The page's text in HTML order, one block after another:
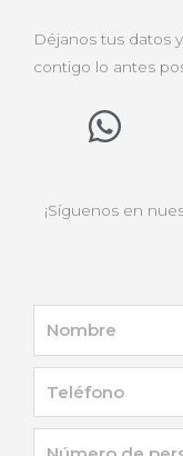
Déjanos tus datos
contigo lo antes
¡Síguenos en